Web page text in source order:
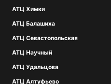
АТЦ Химки
АТЦ Балашиха
АТЦ Севастопольская
АТЦ Научный
АТЦ Удальцова
АТЦ Алтуфьево